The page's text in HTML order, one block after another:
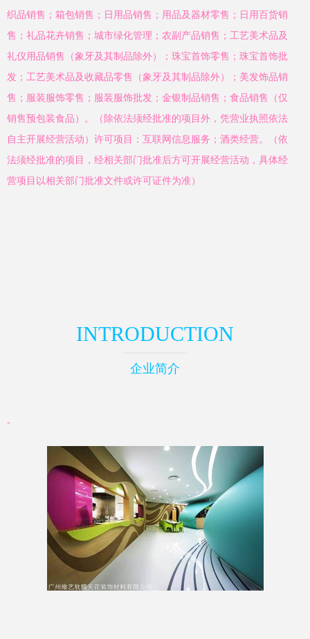
织品销售；箱包销售；日用品销售；用品及器材零售；日用百货销
售；礼品花卉销售；城市绿化管理；农副产品销售；工艺美术品及
礼仪用品销售（象牙及其制品除外）；珠宝首饰零售；珠宝首饰批
发；工艺美术品及收藏品零售（象牙及其制品除外）；美发饰品销
售；服装服饰零售；服装服饰批发；金银制品销售；食品销售（仅
销售预包装食品）。（除依法须经批准的项目外，凭营业执照依法
自主开展经营活动）许可项目：互联网信息服务；酒类经营。（依
法须经批准的项目，经相关部门批准后方可开展经营活动，具体经
营项目以相关部门批准文件或许可证件为准）
INTRODUCTION
企业简介
-